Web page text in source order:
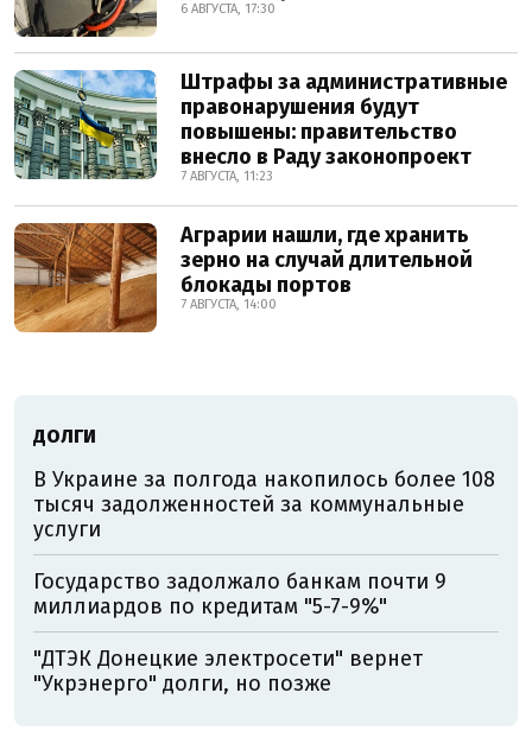
6 АВГУСТА, 17:30
Штрафы за административные
правонарушения будут
повышены: правительство
внесло в Раду законопроект
7 АВГУСТА, 11:23
Аграрии нашли, где хранить
зерно на случай длительной
блокады портов
7 АВГУСТА, 14:00
ДОЛГИ
В Украине за полгода накопилось более 108
тысяч задолженностей за коммунальные
услуги
Государство задолжало банкам почти 9
миллиардов по кредитам "5-7-9%"
"ДТЭК Донецкие электросети" вернет
"Укрэнерго" долги, но позже